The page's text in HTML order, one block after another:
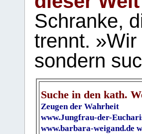
Schranke,
trennt.
sondern
Suche in den kath.
Zeugen der Wahrheit
www.Jungfrau-der-
www.barbara-weigand.de